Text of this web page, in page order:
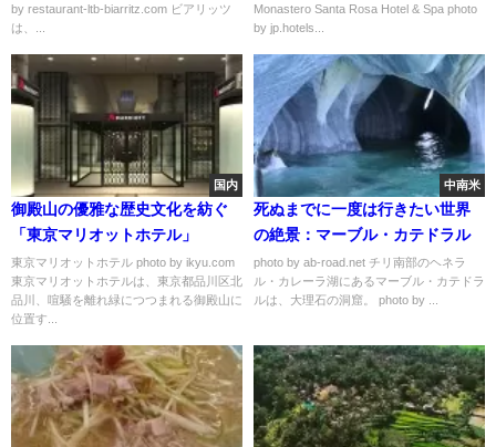
by restaurant-ltb-biarritz.com ビアリッツ
は、...
Monastero Santa Rosa Hotel & Spa photo
by jp.hotels...
国内
御殿山の優雅な歴史文化を紡ぐ
「東京マリオットホテル」
東京マリオットホテル photo by ikyu.com
東京マリオットホテルは、東京都品川区北
品川、喧騒を離れ緑につつまれる御殿山に
位置す...
中南米
死ぬまでに一度は行きたい世界
の絶景：マーブル・カテドラル
photo by ab-road.net チリ南部のヘネラ
ル・カレーラ湖にあるマーブル・カテドラ
ルは、大理石の洞窟。 photo by ...